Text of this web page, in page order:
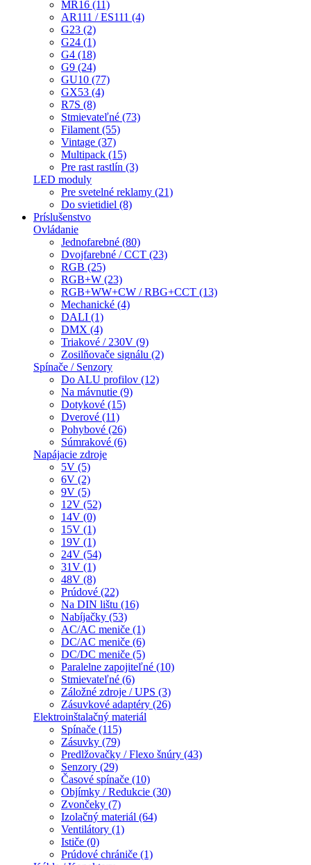
MR16 (11)
AR111 / ES111 (4)
G23 (2)
G24 (1)
G4 (18)
G9 (24)
GU10 (77)
GX53 (4)
R7S (8)
Stmievateľné (73)
Filament (55)
Vintage (37)
Multipack (15)
Pre rast rastlín (3)
LED moduly
Pre svetelné reklamy (21)
Do svietidiel (8)
Príslušenstvo
Ovládanie
Jednofarebné (80)
Dvojfarebné / CCT (23)
RGB (25)
RGB+W (23)
RGB+WW+CW / RBG+CCT (13)
Mechanické (4)
DALI (1)
DMX (4)
Triakové / 230V (9)
Zosilňovače signálu (2)
Spínače / Senzory
Do ALU profilov (12)
Na mávnutie (9)
Dotykové (15)
Dverové (11)
Pohybové (26)
Súmrakové (6)
Napájacie zdroje
5V (5)
6V (2)
9V (5)
12V (52)
14V (0)
15V (1)
19V (1)
24V (54)
31V (1)
48V (8)
Prúdové (22)
Na DIN lištu (16)
Nabíjačky (53)
AC/AC meniče (1)
DC/AC meniče (6)
DC/DC meniče (5)
Paralelne zapojiteľné (10)
Stmievateľné (6)
Záložné zdroje / UPS (3)
Zásuvkové adaptéry (26)
Elektroinštalačný materiál
Spínače (115)
Zásuvky (79)
Predlžovačky / Flexo šnúry (43)
Senzory (29)
Časové spínače (10)
Objímky / Redukcie (30)
Zvončeky (7)
Izolačný materiál (64)
Ventilátory (1)
Ističe (0)
Prúdové chrániče (1)